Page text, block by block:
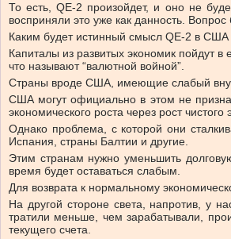
То есть, QE-2 произойдет, и оно не
восприняли это уже как данность.
Каким будет истинный смысл QE-2 в США
Капиталы из развитых экономик пойдут
что называют “валютной войной”.
Страны вроде США, имеющие слабый
США могут официально в этом не
экономического роста через рост
Однако проблема, с которой они
Испания, страны Балтии и другие.
Этим странам нужно уменьшить
время будет оставаться слабым.
Для возврата к нормальному
На другой стороне света, напротив, у
тратили меньше, чем зарабатывали,
текущего счета.